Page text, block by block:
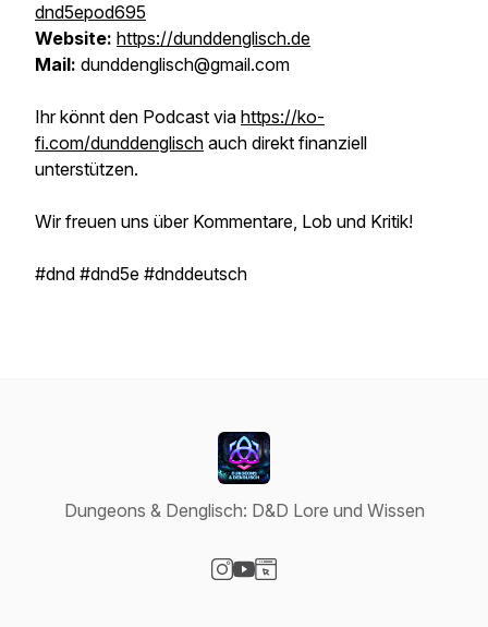
dnd5epod695
Website: https://dunddenglisch.de
Mail: dunddenglisch@gmail.com
Ihr könnt den Podcast via https://ko-
fi.com/dunddenglisch auch direkt finanziell
unterstützen.
Wir freuen uns über Kommentare, Lob und Kritik!
#dnd #dnd5e #dnddeutsch
Dungeons & Denglisch: D&D Lore und Wissen